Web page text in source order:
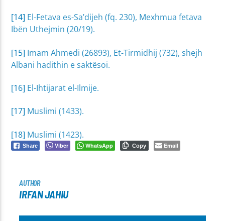
[14] El-Fetava es-Sa’dijeh (fq. 230), Mexhmua fetava
Ibën Uthejmin (20/19).
[15] Imam Ahmedi (26893), Et-Tirmidhij (732), shejh
Albani hadithin e saktësoi.
[16] El-Ihtijarat el-Ilmije.
[17] Muslimi (1433).
[18] Muslimi (1423).
Share Viber WhatsApp Copy Email
AUTHOR
IRFAN JAHIU